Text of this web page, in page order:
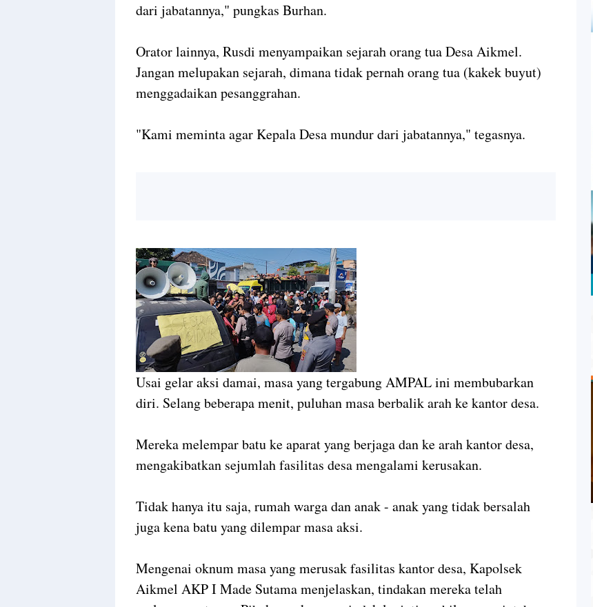
dari jabatannya," pungkas Burhan.
Orator lainnya, Rusdi menyampaikan sejarah orang tua Desa Aikmel.
Jangan melupakan sejarah, dimana tidak pernah orang tua (kakek buyut)
menggadaikan pesanggrahan.
"Kami meminta agar Kepala Desa mundur dari jabatannya," tegasnya.
Usai gelar aksi damai, masa yang tergabung AMPAL ini membubarkan
diri. Selang beberapa menit, puluhan masa berbalik arah ke kantor desa.
Mereka melempar batu ke aparat yang berjaga dan ke arah kantor desa,
mengakibatkan sejumlah fasilitas desa mengalami kerusakan.
Tidak hanya itu saja, rumah warga dan anak - anak yang tidak bersalah
juga kena batu yang dilempar masa aksi.
Mengenai oknum masa yang merusak fasilitas kantor desa, Kapolsek
Aikmel AKP I Made Sutama menjelaskan, tindakan mereka telah